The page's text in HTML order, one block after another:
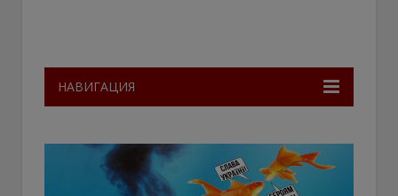
НАВИГАЦИЯ